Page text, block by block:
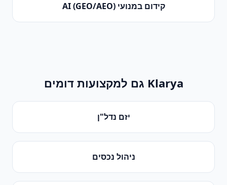
קידום במנועי AI (GEO/AEO)
Klarya גם למקצועות דומים
יזם נדל"ן
ניהול נכסים